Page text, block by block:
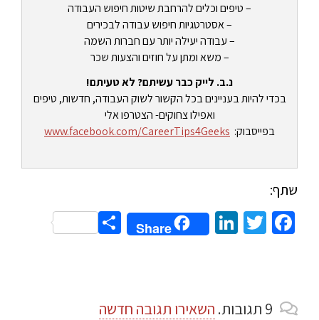
– טיפים וכלים להרחבת שיטות חיפוש העבודה
– אסטרטגיות חיפוש עבודה לבכירים
– עבודה יעילה יותר עם חברות השמה
– משא ומתן על חוזים והצעות שכר
נ.ב. לייק כבר עשיתם? לא טעיתם!
בכדי להיות בעניינים בכל הקשור לשוק העבודה, חדשות, טיפים
ואפילו צחוקים- הצטרפו אלי
בפייסבוק: www.facebook.com/CareerTips4Geeks
שתף:
Facebook
Twitter
LinkedIn
Share
Share
9 תגובות. השאירו תגובה חדשה